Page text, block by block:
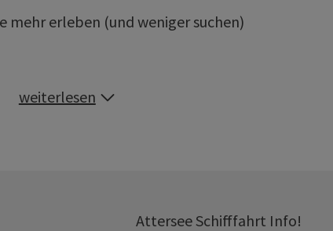
mehr erleben (und weniger suchen)
weiterlesen
Attersee Schifffahrt Info!